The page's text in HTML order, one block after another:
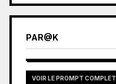
PAR@K
VOIR LE PROMPT COMPLET